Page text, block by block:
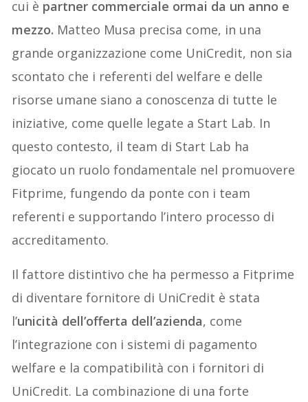
cui è partner commerciale ormai da un anno e
mezzo. Matteo Musa precisa come, in una
grande organizzazione come UniCredit, non sia
scontato che i referenti del welfare e delle
risorse umane siano a conoscenza di tutte le
iniziative, come quelle legate a Start Lab. In
questo contesto, il team di Start Lab ha
giocato un ruolo fondamentale nel promuovere
Fitprime, fungendo da ponte con i team
referenti e supportando l’intero processo di
accreditamento.
Il fattore distintivo che ha permesso a Fitprime
di diventare fornitore di UniCredit è stata
l’unicità dell’offerta dell’azienda, come
l’integrazione con i sistemi di pagamento
welfare e la compatibilità con i fornitori di
UniCredit. La combinazione di una forte